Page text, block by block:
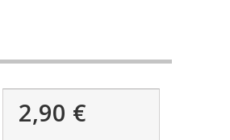
2,90 €